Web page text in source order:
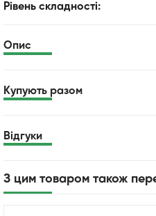
Рівень складності:
Опис
Купують разом
Відгуки
З цим товаром також